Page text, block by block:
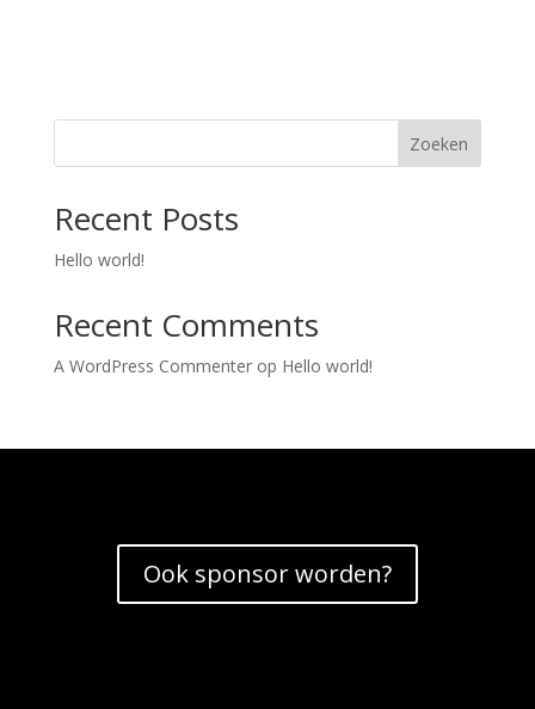
Zoeken
Recent Posts
Hello world!
Recent Comments
A WordPress Commenterop Hello world!
Ook sponsor worden?